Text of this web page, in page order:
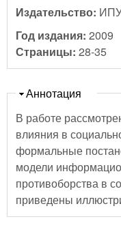
Издательство:
Год издания: 2009
Страницы: 28-35
Скрыть
Аннотация
В работе
влияния в
формальные
модели
противоборства в
приведены